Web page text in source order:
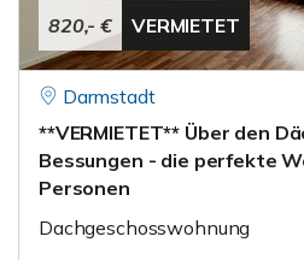
820,- € VERMIETET
Darmstadt
**VERMIETET** Über den
Bessungen - die perfekte
Personen
Dachgeschosswohnung